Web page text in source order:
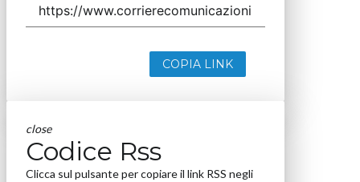
COPIA LINK
close
Codice Rss
Clicca sul pulsante per copiare il link RSS negli